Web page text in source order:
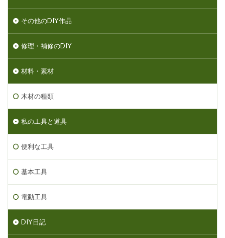
その他のDIY作品
修理・補修のDIY
材料・素材
木材の種類
私の工具と道具
便利な工具
基本工具
電動工具
DIY日記